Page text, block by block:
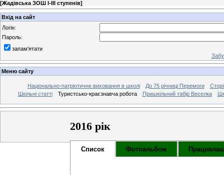
[Жадівська ЗОШ І-ІІІ ступенів]
Вхід на сайт
Логін:
Пароль:
запам'ятати
Меню сайту
Національно-патріотичне виховання в школі До 75 річниці Перемоги
Шкільні статті
Туристсько-краєзнавча робота Пришкільний табір Веселка
2016 рік
Список Фотоальбом